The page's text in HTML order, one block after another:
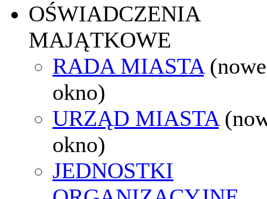
OŚWIADCZENIA
MAJĄTKOWE
RADA MIASTA (nowe
okno)
URZĄD MIASTA
okno)
JEDNOSTKI